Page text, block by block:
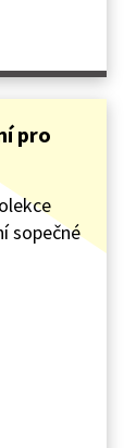
pro
sopečné